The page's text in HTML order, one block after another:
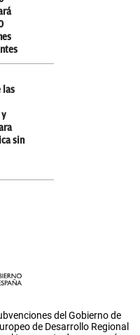
las
y
sin
del Gobierno de
de Desarrollo Regional